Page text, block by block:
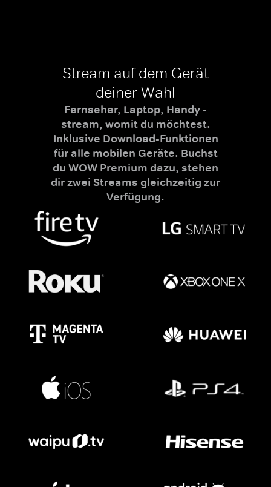
Stream auf dem Gerät
deiner Wahl
Fernseher, Laptop, Handy -
stream, womit du möchtest.
Inklusive Download-Funktionen
für alle mobilen Geräte. Buchst
du WOW Premium dazu, stehen
dir zwei Streams gleichzeitig zur
Verfügung.